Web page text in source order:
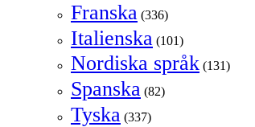
Franska (336)
Italienska (101)
Nordiska språk (131)
Spanska (82)
Tyska (337)